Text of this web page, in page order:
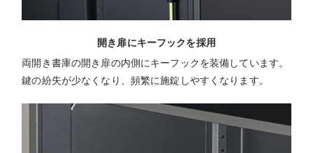
開き扉にキーフックを採用
両開き書庫の開き扉の内側にキーフックを装備しています。
鍵の紛失が少なくなり、頻繁に施錠しやすくなります。